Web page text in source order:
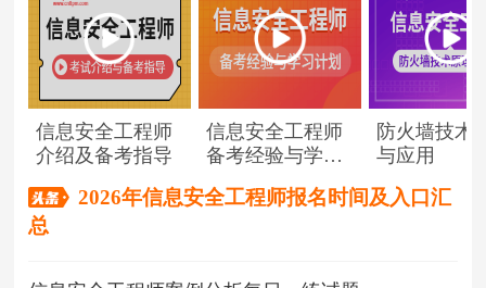
信息安全工程师
介绍及备考指导
信息安全工程师
备考经验与学习
防火墙技术
与应用
2026年信息安全工程师报名时间及入口汇
总